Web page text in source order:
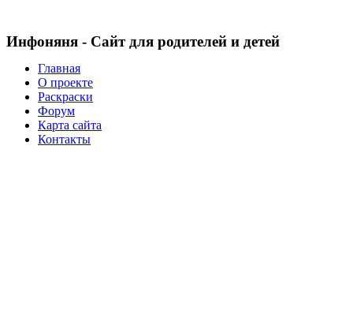
Инфоняня - Сайт для родителей и детей
Главная
О проекте
Раскраски
Форум
Карта сайта
Контакты